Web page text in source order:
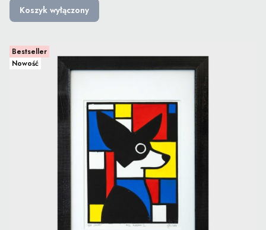
Koszyk wyłączony
Bestseller
Nowość